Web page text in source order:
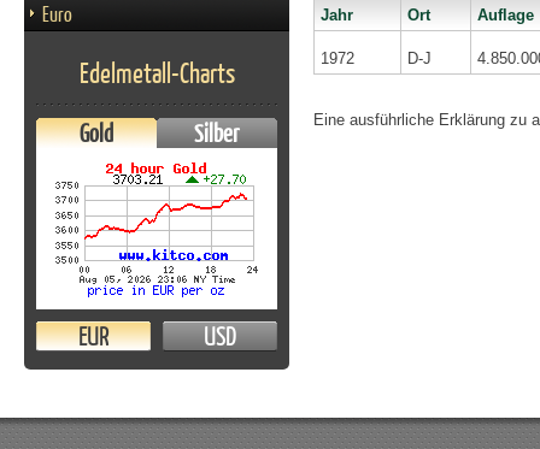
Euro
Edelmetall-Charts
Gold Silber
EUR USD
Jahr Ort Auflage
1972 D-J
Eine ausführliche Erklärung zu